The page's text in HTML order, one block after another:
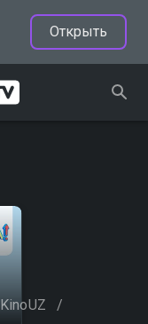
Открыть
KinoUZ /